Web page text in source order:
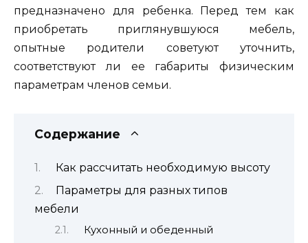
предназначено для ребенка. Перед тем как
приобретать приглянувшуюся мебель,
опытные родители советуют уточнить,
соответствуют ли ее габариты физическим
параметрам членов семьи.
Содержание
Как рассчитать необходимую высоту
Параметры для разных типов
мебели
Кухонный и обеденный